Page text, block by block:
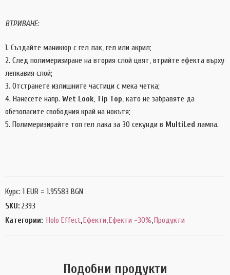
ВТРИВАНЕ:
Създайте маникюр с гел лак, гел или акрил;
След полимеризиране на втория слой цвят, втрийте ефекта върху
лепкавия слой;
Отстранете излишните частици с мека четка;
Нанесете напр. Wet Look Tip Top , като не забравяте да
обезопасите свободния край на нокътя;
Полимеризирайте топ гел лака за 30 секунди в MultiLed лампа.
Курс: 1 EUR = 1.95583 BGN
SKU: 2393
Категории: Holo Effect,Ефекти,Ефекти -30%,Продукти
Подобни продукти